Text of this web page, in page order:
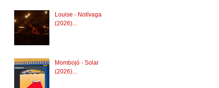
Louise - Notívaga
(2026)...
Mombojó - Solar
(2026)...